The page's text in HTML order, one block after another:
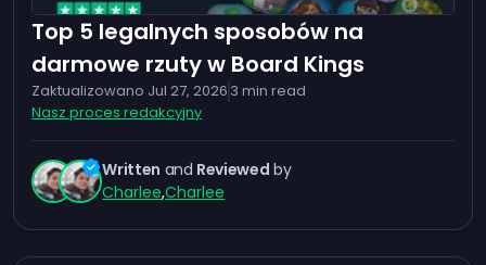
Top 5 legalnych sposobów na
darmowe rzuty w Board Kings
Zaktualizowano Jul 27, 2026 3 min read
Nasz proces redakcyjny
Written and Reviewed by
Charlee,Charlee